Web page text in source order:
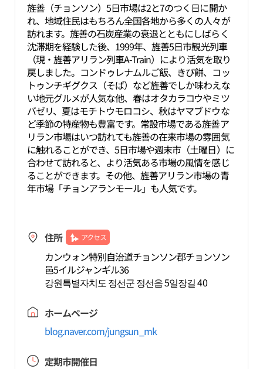
旌善（チョンソン）5日市場は2と7のつく日に開か
れ、地域住民はもちろん全国各地から多くの人々が
訪れます。旌善の石炭産業の衰退とともにしばらく
沈滞期を経験した後、1999年、旌善5日市観光列車
（現・旌善アリラン列車A-Train）により活気を取り
戻しました。コンドゥレナムルご飯、きび餅、コッ
トゥンチギグクス（そば）など旌善でしか味わえな
い地元グルメが人気な他、春はオタカラコウやミツ
バゼリ、夏はモチトウモロコシ、秋はヤマブドウな
ど季節の特産物も豊富です。常設市場である旌善ア
リラン市場はいつ訪れても旌善の在来市場の雰囲気
に触れることができ、5日市場や週末市（土曜日）に
合わせて訪れると、より活気ある市場の風情を感じ
ることができます。その他、旌善アリラン市場の青
年市場「チョンアランモール」も人気です。
住所 アクセス
カンウォン特別自治道チョンソン郡チョンソン
邑5イルジャンギル36
강원특별자치도 정선군 정선읍 5일장길 40
ホームページ
blog.naver.com/jungsun_mk
定期市開催日